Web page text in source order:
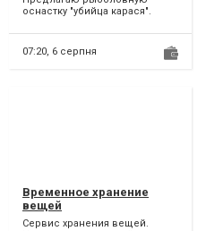
оснастку "убийца карася".
кормушек с крючками Кобра
или...
07:20, 6 серпня
Временное хранение
вещей
Сервис хранения вещей.